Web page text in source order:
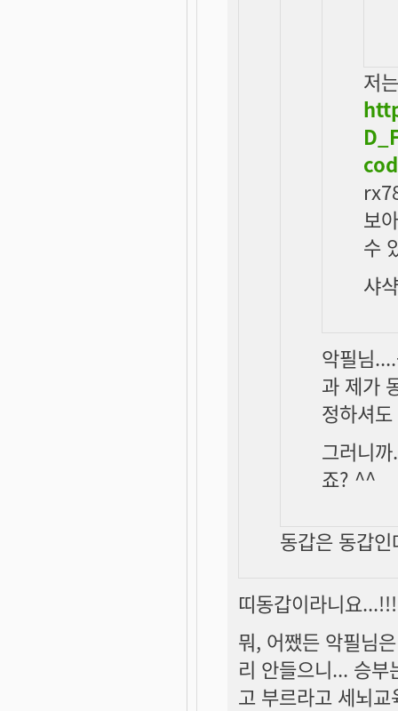
저
보
수
샤
악필님
과 제가
정하셔
그러니
죠? ^^
동갑은 동갑
띠동갑이라니요
뭐, 어쨌든 악필님
리 안들으니... 승
고 부르라고 세뇌